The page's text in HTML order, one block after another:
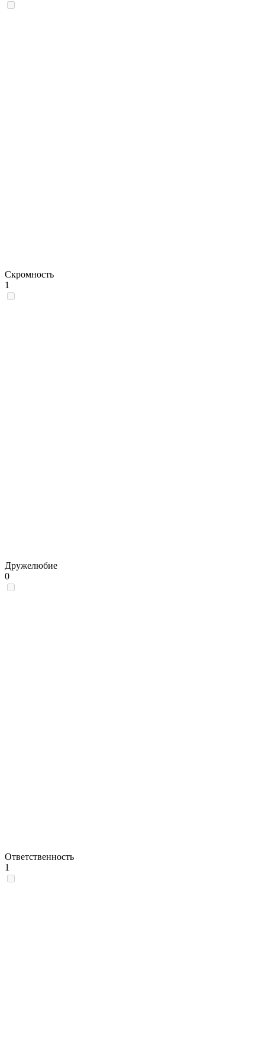
Скромность
1
Дружелюбие
0
Ответственность
1